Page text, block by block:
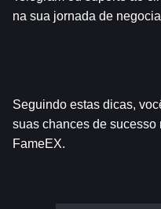
na sua jornada de
Seguindo estas dicas,
suas chances de
FameEX.